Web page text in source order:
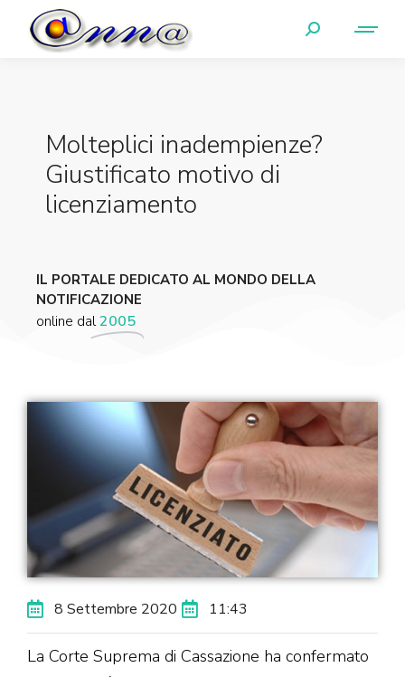
Molteplici inadempienze?
Giustificato motivo di
licenziamento
IL PORTALE DEDICATO AL MONDO DELLA
NOTIFICAZIONE
online dal2005
8 Settembre 2020 11:43
La Corte Suprema di Cassazione ha confermato